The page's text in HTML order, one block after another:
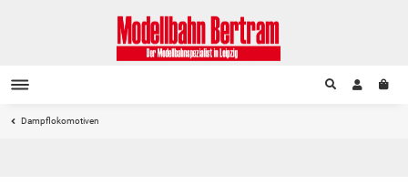
Dampflokomotiven